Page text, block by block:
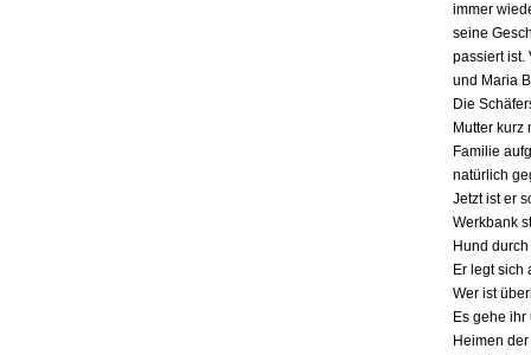
immer
seine
passiert ist.
und Maria
Die
Mutter
Familie
natürlich
Jetzt ist er
Werkbank
Hund
Er legt sich
Wer ist
Es gehe
Heimen